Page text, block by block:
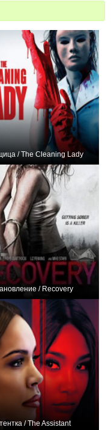
/ The Cleaning Lady
/ Recovery
/ The Assistant